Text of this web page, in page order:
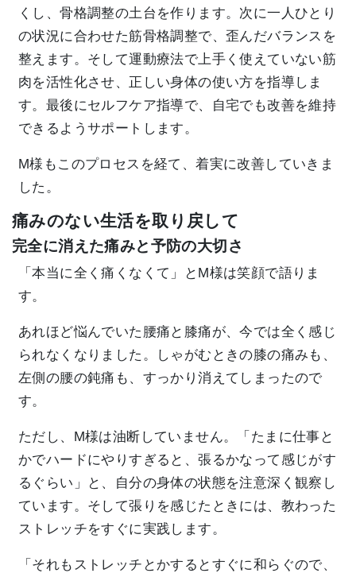
くし、骨格調整の土台を作ります。次に一人ひとり
の状況に合わせた筋骨格調整で、歪んだバランスを
整えます。そして運動療法で上手く使えていない筋
肉を活性化させ、正しい身体の使い方を指導しま
す。最後にセルフケア指導で、自宅でも改善を維持
できるようサポートします。
M様もこのプロセスを経て、着実に改善していきま
した。
痛みのない生活を取り戻して
完全に消えた痛みと予防の大切さ
「本当に全く痛くなくて」とM様は笑顔で語りま
す。
あれほど悩んでいた腰痛と膝痛が、今では全く感じ
られなくなりました。しゃがむときの膝の痛みも、
左側の腰の鈍痛も、すっかり消えてしまったので
す。
ただし、M様は油断していません。「たまに仕事と
かでハードにやりすぎると、張るかなって感じがす
るぐらい」と、自分の身体の状態を注意深く観察し
ています。そして張りを感じたときには、教わった
ストレッチをすぐに実践します。
「それもストレッチとかするとすぐに和らぐので、